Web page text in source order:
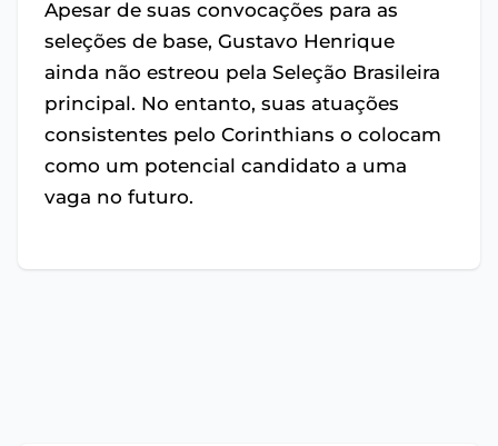
Apesar de suas convocações para as
seleções de base, Gustavo Henrique
ainda não estreou pela Seleção Brasileira
principal. No entanto, suas atuações
consistentes pelo Corinthians o colocam
como um potencial candidato a uma
vaga no futuro.